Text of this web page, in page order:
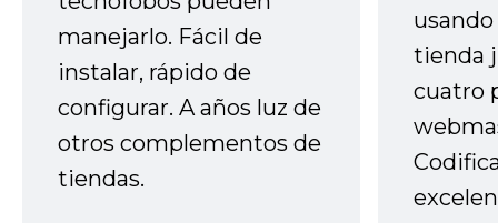
manejarlo. Fácil de
instalar, rápido de
configurar. A años luz de
otros complementos de
tiendas.
tienda
cuatro